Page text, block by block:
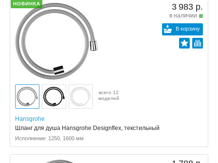
НОВИНКА 3 983 р.
в наличии
В корзину
всего 12
моделей
Hansgrohe
Шланг для душа Hansgrohe Designflex, текстильный
Исполнение: 1250, 1600 мм